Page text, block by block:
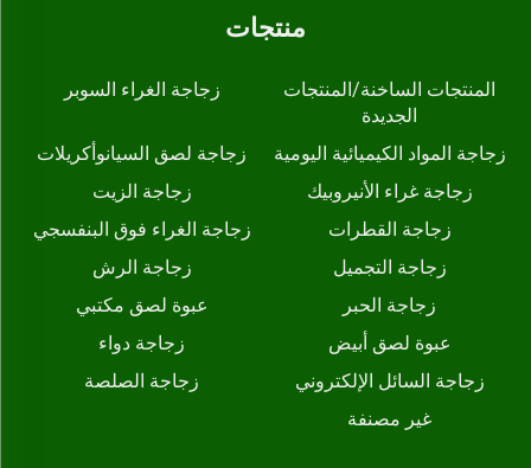
منتجات
المنتجات الساخنة/المنتجات
الجديدة
زجاجة الغراء السوبر
زجاجة المواد الكيميائية اليومية
زجاجة لصق السيانوأكريلات
زجاجة غراء الأنيروبيك
زجاجة الزيت
زجاجة القطرات
زجاجة الغراء فوق البنفسجي
زجاجة التجميل
زجاجة الرش
زجاجة الحبر
عبوة لصق مكتبي
عبوة لصق أبيض
زجاجة دواء
زجاجة السائل الإلكتروني
زجاجة الصلصة
غير مصنفة